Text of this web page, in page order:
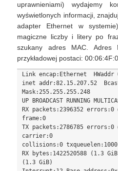
uprawnieniami) wydajemy
wyświetlonych informacji,
adapter Ethernet w
magiczne liczby i litery po
szukany adres MAC. Adres
przykładowej postaci:
Link encap:Ethernet  HWaddr
inet addr:82.15.207.52
Mask:255.255.255.248
UP BROADCAST RUNNING
RX packets:2396352
frame:0
TX packets:2786785 errors:0
carrier:0
collisions:0 txqueuelen:1000
RX bytes:1422520588 (1.3
(1.3 GiB)